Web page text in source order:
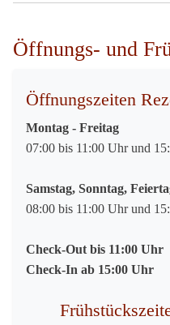
Öffnungs- und
Öffnungszeiten
Montag - Freitag
07:00 bis 11:00 Uhr und
Samstag, Sonntag,
08:00 bis 11:00 Uhr und
Check-Out bis 11:00 Uhr
Check-In ab 15:00 Uhr